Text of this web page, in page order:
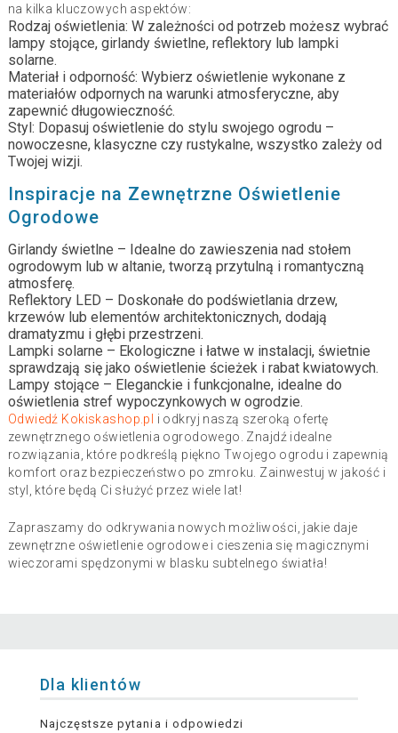
na kilka kluczowych aspektów:
Rodzaj oświetlenia: W zależności od potrzeb możesz wybrać
lampy stojące, girlandy świetlne, reflektory lub lampki
solarne.
Materiał i odporność: Wybierz oświetlenie wykonane z
materiałów odpornych na warunki atmosferyczne, aby
zapewnić długowieczność.
Styl: Dopasuj oświetlenie do stylu swojego ogrodu –
nowoczesne, klasyczne czy rustykalne, wszystko zależy od
Twojej wizji.
Inspiracje na Zewnętrzne Oświetlenie
Ogrodowe
Girlandy świetlne – Idealne do zawieszenia nad stołem
ogrodowym lub w altanie, tworzą przytulną i romantyczną
atmosferę.
Reflektory LED – Doskonałe do podświetlania drzew,
krzewów lub elementów architektonicznych, dodają
dramatyzmu i głębi przestrzeni.
Lampki solarne – Ekologiczne i łatwe w instalacji, świetnie
sprawdzają się jako oświetlenie ścieżek i rabat kwiatowych.
Lampy stojące – Eleganckie i funkcjonalne, idealne do
oświetlenia stref wypoczynkowych w ogrodzie.
Odwiedź Kokiskashop.pl
i odkryj naszą szeroką ofertę
zewnętrznego oświetlenia ogrodowego. Znajdź idealne
rozwiązania, które podkreślą piękno Twojego ogrodu i zapewnią
komfort oraz bezpieczeństwo po zmroku. Zainwestuj w jakość i
styl, które będą Ci służyć przez wiele lat!
Zapraszamy do odkrywania nowych możliwości, jakie daje
zewnętrzne oświetlenie ogrodowe i cieszenia się magicznymi
wieczorami spędzonymi w blasku subtelnego światła!
Dla klientów
Najczęstsze pytania i odpowiedzi